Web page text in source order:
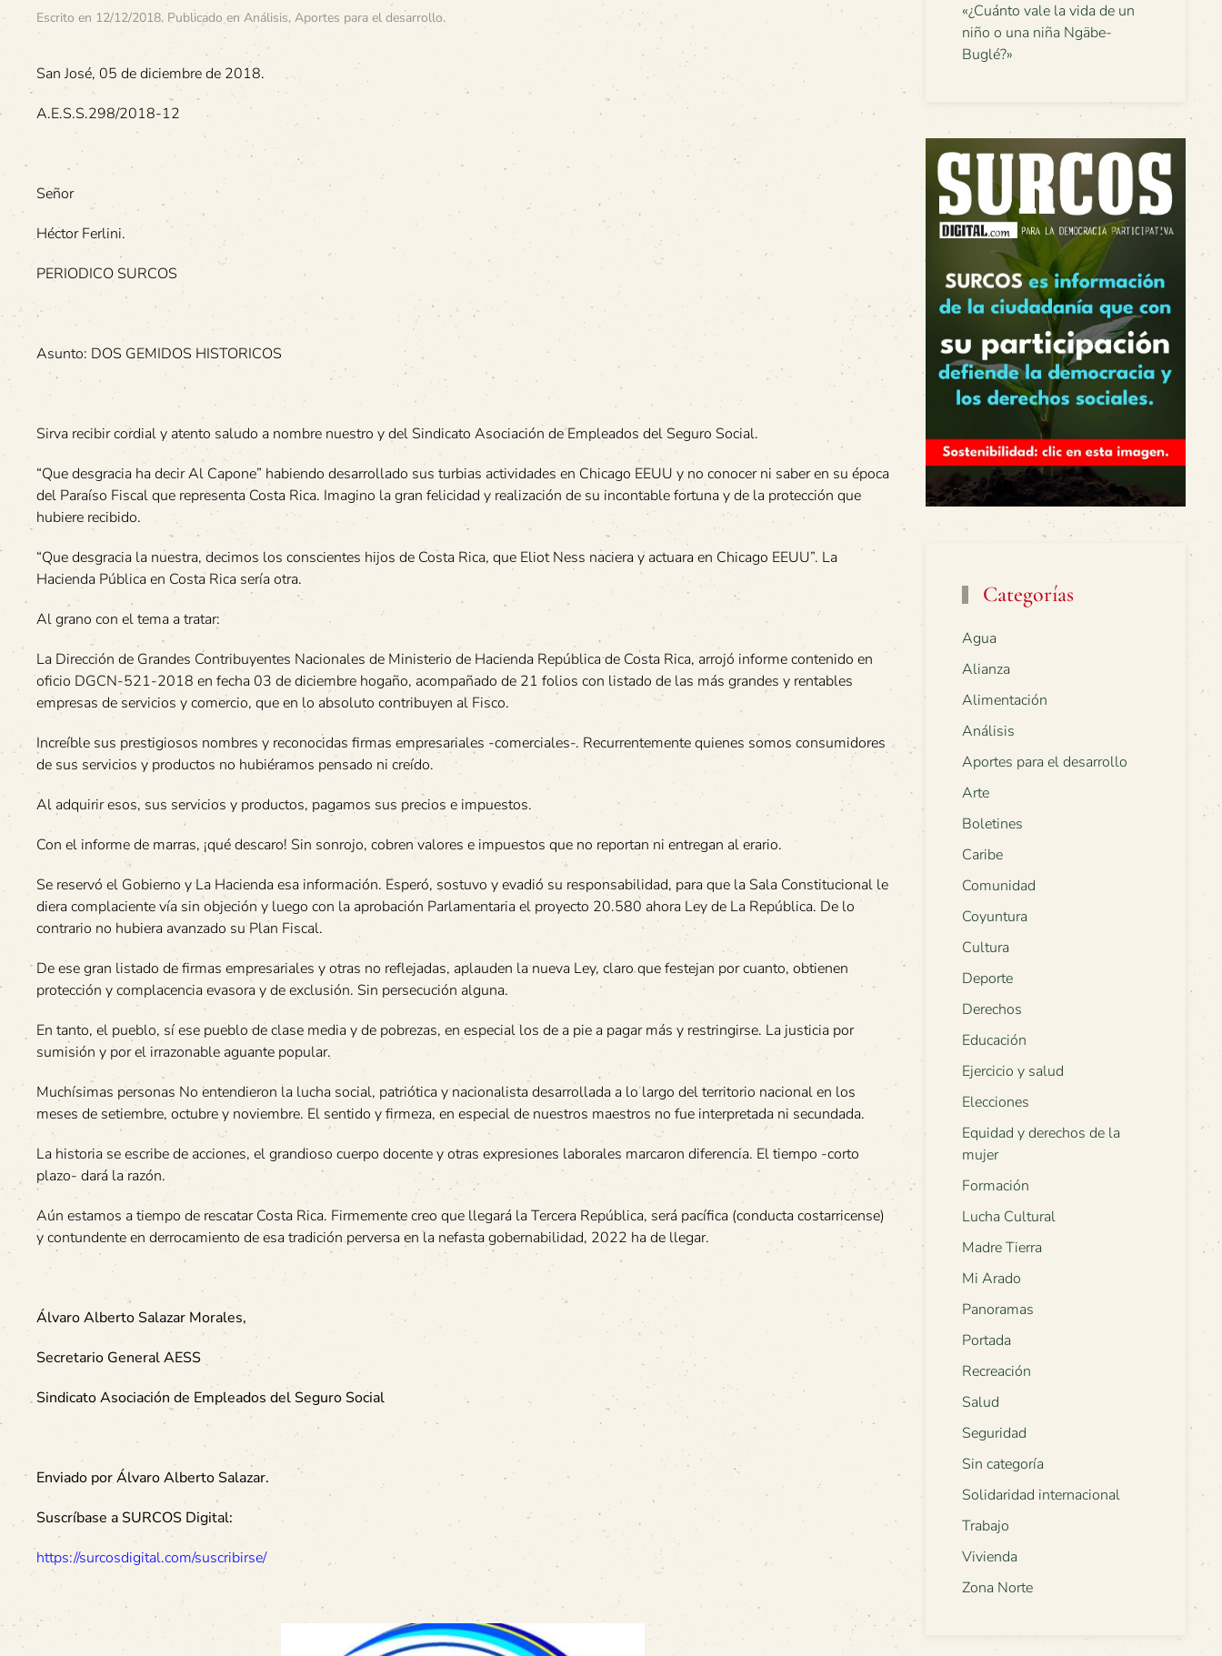
Escrito en 12/12/2018. Publicado en Análisis, Aportes para el desarrollo.
San José, 05 de diciembre de 2018.
A.E.S.S.298/2018-12
Señor
Héctor Ferlini.
PERIODICO SURCOS
Asunto: DOS GEMIDOS HISTORICOS
Sirva recibir cordial y atento saludo a nombre nuestro y del Sindicato Asociación de Empleados del Seguro Social.
“Que desgracia ha decir Al Capone” habiendo desarrollado sus turbias actividades en Chicago EEUU y no conocer ni saber en su época
del Paraíso Fiscal que representa Costa Rica. Imagino la gran felicidad y realización de su incontable fortuna y de la protección que
hubiere recibido.
“Que desgracia la nuestra, decimos los conscientes hijos de Costa Rica, que Eliot Ness naciera y actuara en Chicago EEUU”. La
Hacienda Pública en Costa Rica sería otra.
Al grano con el tema a tratar:
La Dirección de Grandes Contribuyentes Nacionales de Ministerio de Hacienda República de Costa Rica, arrojó informe contenido en
oficio DGCN-521-2018 en fecha 03 de diciembre hogaño, acompañado de 21 folios con listado de las más grandes y rentables
empresas de servicios y comercio, que en lo absoluto contribuyen al Fisco.
Increíble sus prestigiosos nombres y reconocidas firmas empresariales -comerciales-. Recurrentemente quienes somos consumidores
de sus servicios y productos no hubiéramos pensado ni creído.
Al adquirir esos, sus servicios y productos, pagamos sus precios e impuestos.
Con el informe de marras, ¡qué descaro! Sin sonrojo, cobren valores e impuestos que no reportan ni entregan al erario.
Se reservó el Gobierno y La Hacienda esa información. Esperó, sostuvo y evadió su responsabilidad, para que la Sala Constitucional le
diera complaciente vía sin objeción y luego con la aprobación Parlamentaria el proyecto 20.580 ahora Ley de La República. De lo
contrario no hubiera avanzado su Plan Fiscal.
De ese gran listado de firmas empresariales y otras no reflejadas, aplauden la nueva Ley, claro que festejan por cuanto, obtienen
protección y complacencia evasora y de exclusión. Sin persecución alguna.
En tanto, el pueblo, sí ese pueblo de clase media y de pobrezas, en especial los de a pie a pagar más y restringirse. La justicia por
sumisión y por el irrazonable aguante popular.
Muchísimas personas No entendieron la lucha social, patriótica y nacionalista desarrollada a lo largo del territorio nacional en los
meses de setiembre, octubre y noviembre. El sentido y firmeza, en especial de nuestros maestros no fue interpretada ni secundada.
La historia se escribe de acciones, el grandioso cuerpo docente y otras expresiones laborales marcaron diferencia. El tiempo -corto
plazo- dará la razón.
Aún estamos a tiempo de rescatar Costa Rica. Firmemente creo que llegará la Tercera República, será pacífica (conducta costarricense)
y contundente en derrocamiento de esa tradición perversa en la nefasta gobernabilidad, 2022 ha de llegar.
Álvaro Alberto Salazar Morales,
Secretario General AESS
Sindicato Asociación de Empleados del Seguro Social
Enviado por Álvaro Alberto Salazar.
Suscríbase a SURCOS Digital:
https://surcosdigital.com/suscribirse/
«¿Cuánto vale la vida de un
niño o una niña Ngäbe-
Buglé?»
Categorías
Agua
Alianza
Alimentación
Análisis
Aportes para el desarrollo
Arte
Boletines
Caribe
Comunidad
Coyuntura
Cultura
Deporte
Derechos
Educación
Ejercicio y salud
Elecciones
Equidad y derechos de la
mujer
Formación
Lucha Cultural
Madre Tierra
Mi Arado
Panoramas
Portada
Recreación
Salud
Seguridad
Sin categoría
Solidaridad internacional
Trabajo
Vivienda
Zona Norte